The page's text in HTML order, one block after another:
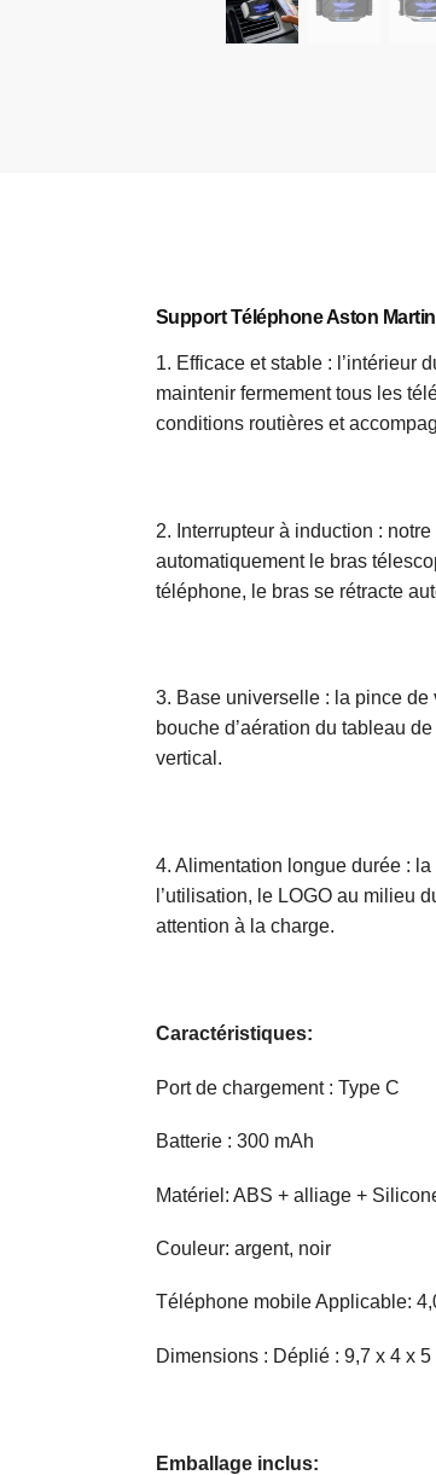
Support Téléphone Aston
1. Efficace et stable : l’intérieur
maintenir fermement tous les
conditions routières et
2. Interrupteur à induction :
automatiquement le bras
téléphone, le bras se rétracte
3. Base universelle : la pince
bouche d’aération du tableau
vertical.
4. Alimentation longue durée :
l’utilisation, le LOGO au milieu
attention à la charge.
Caractéristiques:
Port de chargement : Type C
Batterie : 300 mAh
Matériel: ABS + alliage +
Couleur: argent, noir
Téléphone mobile Applicable:
Dimensions : Déplié : 9,7 x 4 x
Emballage inclus: